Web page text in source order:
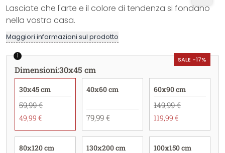
Lasciate che l'arte e il colore di tendenza si fondano
nella vostra casa.
Maggiori informazioni sul prodotto
SALE -17%
1
Dimensioni:30x45 cm
30x45 cm
59,99 €
49,99 €
40x60 cm
79,99 €
60x90 cm
149,99 €
119,99 €
80x120 cm 130x200 cm 100x150 cm